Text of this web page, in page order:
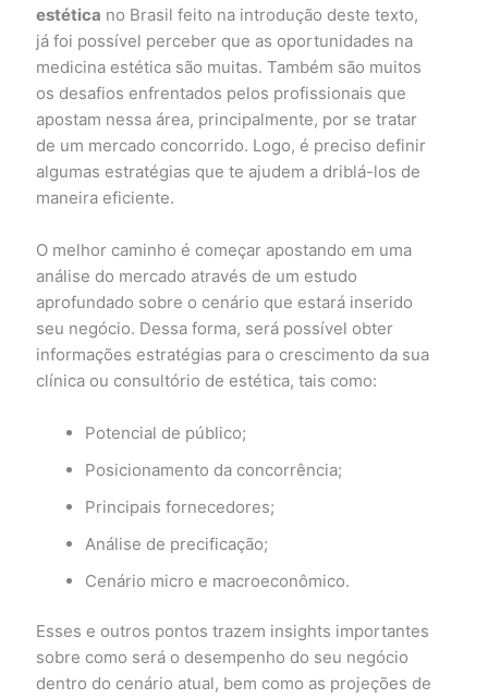
estética no Brasil feito na introdução deste texto,
já foi possível perceber que as oportunidades na
medicina estética são muitas. Também são muitos
os desafios enfrentados pelos profissionais que
apostam nessa área, principalmente, por se tratar
de um mercado concorrido. Logo, é preciso definir
algumas estratégias que te ajudem a driblá-los de
maneira eficiente.
O melhor caminho é começar apostando em uma
análise do mercado através de um estudo
aprofundado sobre o cenário que estará inserido
seu negócio. Dessa forma, será possível obter
informações estratégias para o crescimento da sua
clínica ou consultório de estética, tais como:
Potencial de público;
Posicionamento da concorrência;
Principais fornecedores;
Análise de precificação;
Cenário micro e macroeconômico.
Esses e outros pontos trazem insights importantes
sobre como será o desempenho do seu negócio
dentro do cenário atual, bem como as projeções de